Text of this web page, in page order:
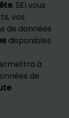
. SEI vous
vos
de données
disponibles
à
de